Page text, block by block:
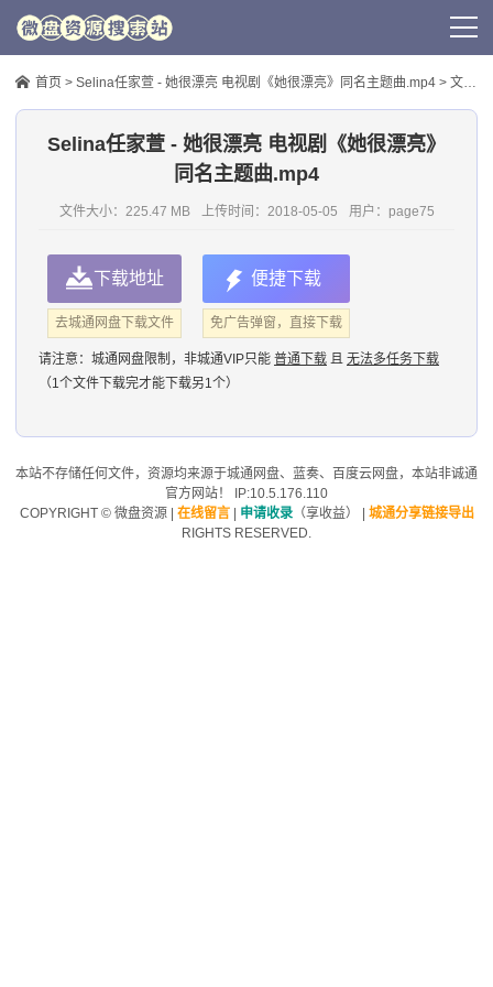
首页 > Selina任家萱 - 她很漂亮 电视剧《她很漂亮》同名主题曲.mp4 > 文件信息
Selina任家萱 - 她很漂亮 电视剧《她很漂亮》
同名主题曲.mp4
文件大小：225.47 MB 上传时间： 2018-05-05 用户： page75
下载地址
去城通网盘下载文件
便捷下载
免广告弹窗，直接下载
请注意： 城通网盘限制，非城通VIP只能 普通下载 且 无法多任务下载
（1个文件下载完才能下载另1个）
本站不存储任何文件，资源均来源于城通网盘、蓝奏、 百度云网盘，本站非诚通
官方网站！ IP:10.5.176.110
COPYRIGHT © 微盘资源| 在线留言| 申请收录（享收益）
城通分享链接导出
RIGHTS RESERVED.